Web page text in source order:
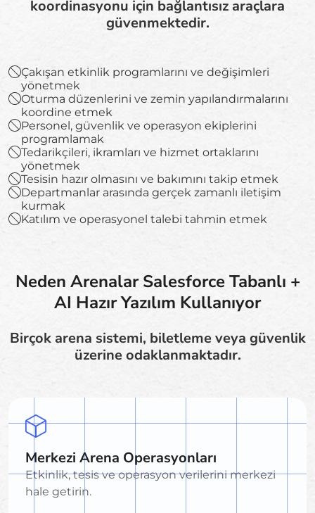
koordinasyonu için bağlantısız araçlara
güvenmektedir.
Çakışan etkinlik programlarını ve değişimleri
yönetmek
Oturma düzenlerini ve zemin yapılandırmalarını
koordine etmek
Personel, güvenlik ve operasyon ekiplerini
programlamak
Tedarikçileri, ikramları ve hizmet ortaklarını
yönetmek
Tesisin hazır olmasını ve bakımını takip etmek
Departmanlar arasında gerçek zamanlı iletişim
kurmak
Katılım ve operasyonel talebi tahmin etmek
Neden Arenalar Salesforce Tabanlı +
AI Hazır Yazılım Kullanıyor
Birçok arena sistemi, biletleme veya güvenlik
üzerine odaklanmaktadır.
Merkezi Arena Operasyonları
Etkinlik, tesis ve operasyon verilerini merkezi
hale getirin.